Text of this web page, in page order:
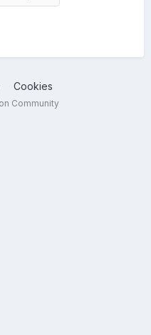
Cookies
Community